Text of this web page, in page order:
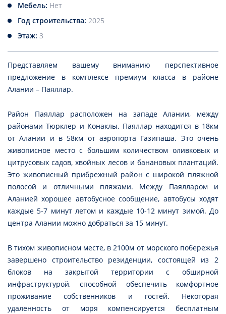
Мебель: Нет
Год строительства: 2025
Этаж: 3
Представляем вашему вниманию перспективное
предложение в комплексе премиум класса в районе
Алании – Паяллар.
Район Паяллар расположен на западе Алании, между
районами Тюрклер и Конаклы. Паяллар находится в 18км
от Алании и в 58км от аэропорта Газипаша. Это очень
живописное место с большим количеством оливковых и
цитрусовых садов, хвойных лесов и банановых плантаций.
Это живописный прибрежный район с широкой пляжной
полосой и отличными пляжами. Между Паялларом и
Аланией хорошее автобусное сообщение, автобусы ходят
каждые 5-7 минут летом и каждые 10-12 минут зимой. До
центра Алании можно добраться за 15 минут.
В тихом живописном месте, в 2100м от морского побережья
завершено строительство резиденции, состоящей из 2
блоков на закрытой территории с обширной
инфраструктурой, способной обеспечить комфортное
проживание собственников и гостей. Некоторая
удаленность от моря компенсируется бесплатным